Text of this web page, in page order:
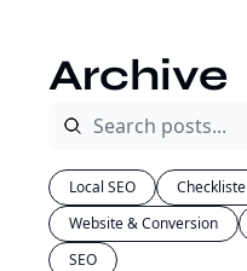
Archive
Local SEO Checkliste
Website & Conversion
SEO